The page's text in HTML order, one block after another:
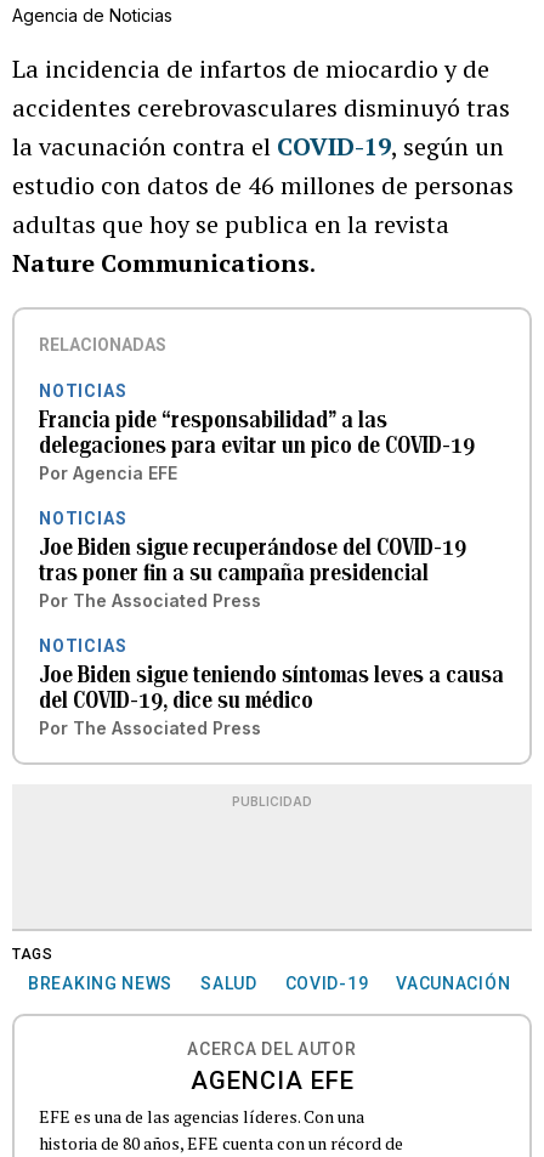
Agencia de Noticias
La incidencia de infartos de miocardio y de
accidentes cerebrovasculares disminuyó tras
la vacunación contra el COVID-19, según un
estudio con datos de 46 millones de personas
adultas que hoy se publica en la revista
Nature Communications.
RELACIONADAS
NOTICIAS
Francia pide “responsabilidad” a las
delegaciones para evitar un pico de COVID-19
Por Agencia EFE
NOTICIAS
Joe Biden sigue recuperándose del COVID-19
tras poner fin a su campaña presidencial
Por The Associated Press
NOTICIAS
Joe Biden sigue teniendo síntomas leves a causa
del COVID-19, dice su médico
Por The Associated Press
PUBLICIDAD
TAGS
BREAKING NEWS SALUD COVID-19 VACUNACIÓN
ACERCA DEL AUTOR
AGENCIA EFE
EFE es una de las agencias líderes. Con una
historia de 80 años, EFE cuenta con un récord de